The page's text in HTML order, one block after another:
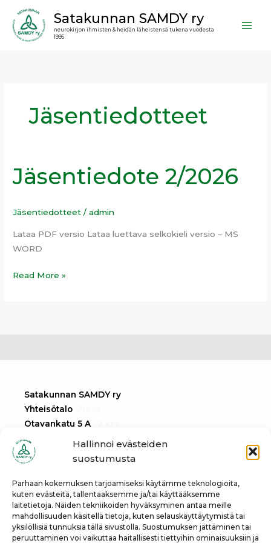
Hallinnoi evästeiden
suostumusta
Parhaan kokemuksen tarjoamiseksi käytämme teknologioita,
kuten evästeitä, tallentaaksemme ja/tai käyttääksemme
laitetietoja. Näiden tekniikoiden hyväksyminen antaa meille
mahdollisuuden käsitellä tietoja, kuten selauskäyttäytymistä tai
yksilöllisiä tunnuksia tällä sivustolla. Suostumuksen jättäminen tai
peruuttaminen voi vaikuttaa haitallisesti tiettyihin ominaisuuksiin ja
sisältöön
Satakunnan SAMDY ry
neurokirjon ihmisten & heidän läheistensä tukena vuodesta
1995
Jäsentiedotteet
Jäsentiedote 2/2026
Jäsentiedotteet /admin
Lataa PDF versio Lataa luettava selkokieli versio – MS
WORD
Jäsentiedote
2/2026
Read More »
Satakunnan SAMDY ry
Yhteisötalo
Otavankatu 5 A
28100 Pori
Tietosuojaseloste
info@samdy.info